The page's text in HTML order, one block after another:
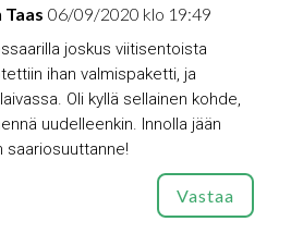
06/09/2020 klo 19:49
joskus viitisentoista
ihan valmispaketti, ja
Oli kyllä sellainen kohde,
uudelleenkin. Innolla jään
saariosuuttanne!
Vastaa